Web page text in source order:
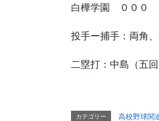
白樺学園 ００
投手ー捕手：両角
二塁打：中島（五回
カテゴリー 高校野球関